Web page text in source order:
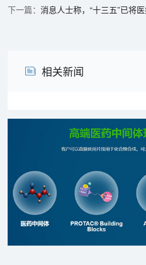
消息人士称，“十三五”已将医疗信息化
相关新闻